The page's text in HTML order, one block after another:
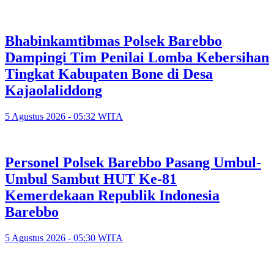
Bhabinkamtibmas Polsek Barebbo
Dampingi Tim Penilai Lomba Kebersihan
Tingkat Kabupaten Bone di Desa
Kajaolaliddong
5 Agustus 2026 - 05:32 WITA
Personel Polsek Barebbo Pasang Umbul-
Umbul Sambut HUT Ke-81
Kemerdekaan Republik Indonesia
Barebbo
5 Agustus 2026 - 05:30 WITA